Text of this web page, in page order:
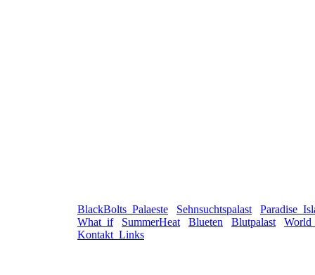
BlackBolts_Palaeste Sehnsuchtspalast
What_if
SummerHeat Blueten Blutpalast
Kontakt_Links